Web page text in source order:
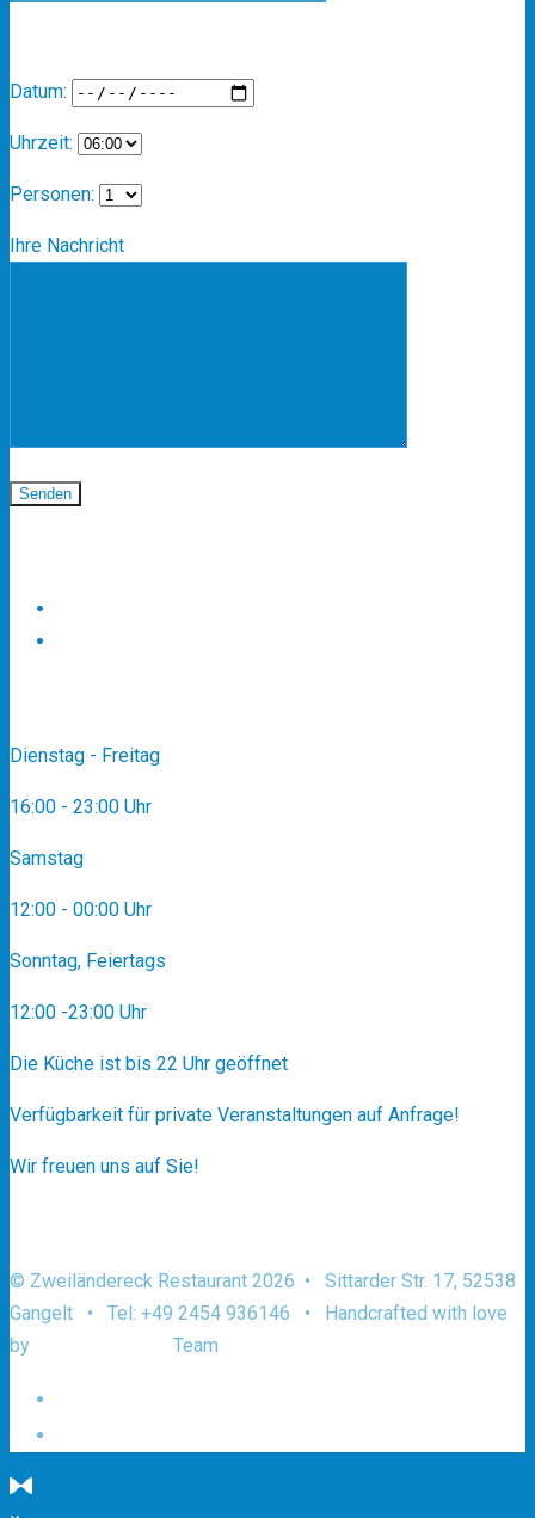
Datum:
Uhrzeit:
Personen:
Ihre Nachricht
Dienstag - Freitag
16:00 - 23:00 Uhr
Samstag
12:00 - 00:00 Uhr
Sonntag, Feiertags
12:00 -23:00 Uhr
Die Küche ist bis 22 Uhr geöffnet
Verfügbarkeit für private Veranstaltungen auf Anfrage!
Wir freuen uns auf Sie!
© Zweiländereck Restaurant 2026 • Sittarder Str. 17, 52538
Gangelt • Tel: +49 2454 936146 • Handcrafted with love
by
Team